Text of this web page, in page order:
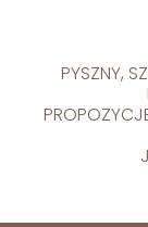
PYSZNY,